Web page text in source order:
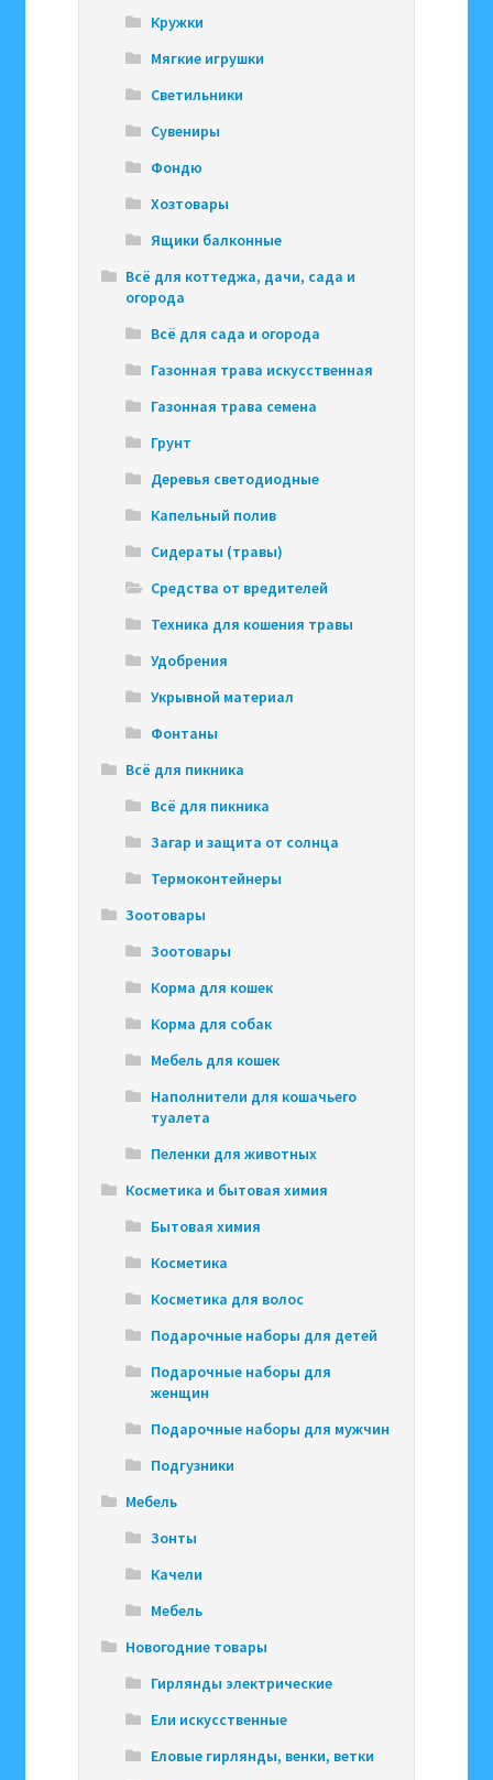
Кружки
Мягкие игрушки
Светильники
Сувениры
Фондю
Хозтовары
Ящики балконные
Всё для коттеджа, дачи, сада и
огорода
Всё для сада и огорода
Газонная трава искусственная
Газонная трава семена
Грунт
Деревья светодиодные
Капельный полив
Сидераты (травы)
Средства от вредителей
Техника для кошения травы
Удобрения
Укрывной материал
Фонтаны
Всё для пикника
Всё для пикника
Загар и защита от солнца
Термоконтейнеры
Зоотовары
Зоотовары
Корма для кошек
Корма для собак
Мебель для кошек
Наполнители для кошачьего
туалета
Пеленки для животных
Косметика и бытовая химия
Бытовая химия
Косметика
Косметика для волос
Подарочные наборы для детей
Подарочные наборы для
женщин
Подарочные наборы для мужчин
Подгузники
Мебель
Зонты
Качели
Мебель
Новогодние товары
Гирлянды электрические
Ели искусственные
Еловые гирлянды, венки, ветки